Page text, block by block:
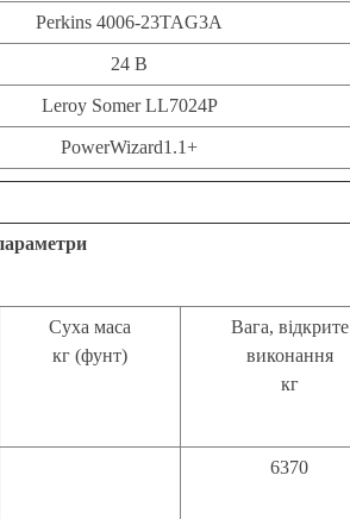
Perkins 4006-23TAG3A
24 В
Leroy Somer LL7024P
PowerWizard1.1+
Суха маса
кг (фунт)
Вага, відкрите
виконання
кг
6370